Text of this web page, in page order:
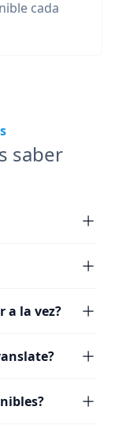
cada
saber
a la vez?